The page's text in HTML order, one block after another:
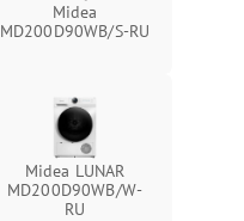
Midea
MD200D90WB/S-RU
Midea LUNAR
MD200D90WB/W-
RU